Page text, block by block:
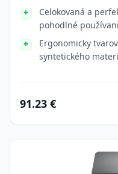
Celokovaná a
pohodlné
Ergonomicky
syntetického
91.23 €